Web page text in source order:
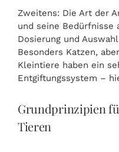
Zweitens: Die Art der
und seine Bedürfnisse
Dosierung und
Besonders Katzen,
Kleintiere haben ein
Entgiftungssystem –
Grundprinzipien
Tieren